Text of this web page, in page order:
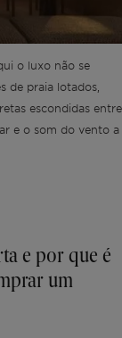
o luxo não se
de praia lotados,
escondidas entre
e o som do vento a
e por que é
um